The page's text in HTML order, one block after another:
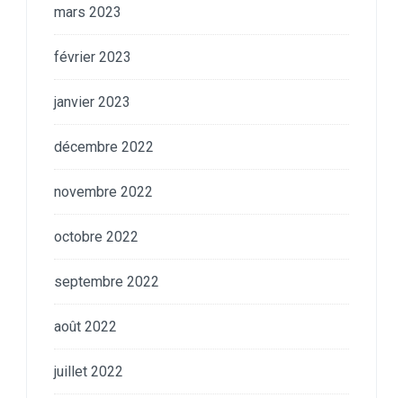
mars 2023
février 2023
janvier 2023
décembre 2022
novembre 2022
octobre 2022
septembre 2022
août 2022
juillet 2022